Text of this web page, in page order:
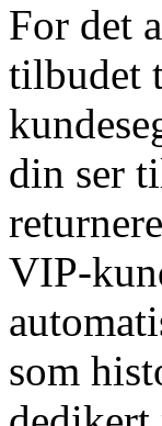
For det
tilbudet
din ser
VIP-
som